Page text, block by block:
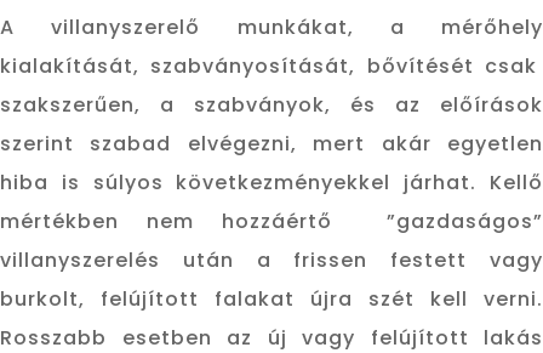
A villanyszerelő munkákat, a mérőhely
kialakítását, szabványosítását, bővítését csak
szakszerűen, a szabványok, és az előírások
szerint szabad elvégezni, mert akár egyetlen
hiba is súlyos következményekkel járhat. Kellő
mértékben nem hozzáértő ”gazdaságos”
villanyszerelés után a frissen festett vagy
burkolt, felújított falakat újra szét kell verni.
Rosszabb esetben az új vagy felújított lakás